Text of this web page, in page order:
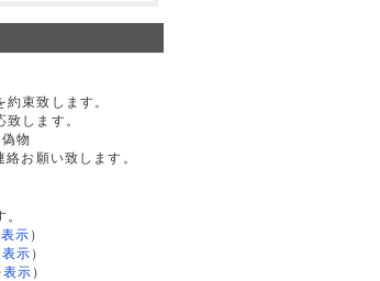
束致します。
します。
物
お願い致します。
示 ）
示 ）
示 ）